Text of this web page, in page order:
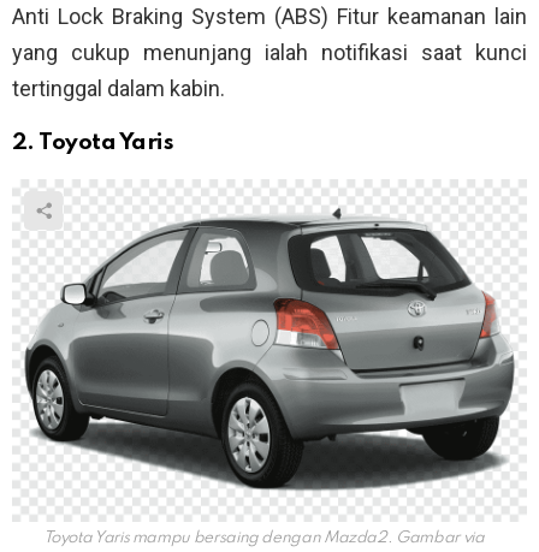
Anti Lock Braking System (ABS) Fitur keamanan lain
yang cukup menunjang ialah notifikasi saat kunci
tertinggal dalam kabin.
2. Toyota Yaris
Toyota Yaris mampu bersaing dengan Mazda2. Gambar via